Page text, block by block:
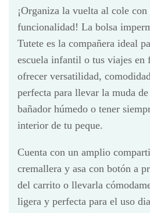
¡Organiza la vuelta al cole
funcionalidad! La bolsa
Tutete es la compañera ideal
escuela infantil o tus viajes en
ofrecer versatilidad,
perfecta para llevar la muda
bañador húmedo o tener
interior de tu peque.
Cuenta con un amplio
cremallera y asa con botón a
del carrito o llevarla
ligera y perfecta para el uso